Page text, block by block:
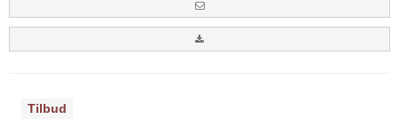
Tilbud